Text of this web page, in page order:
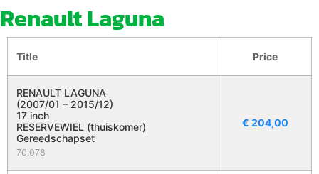
Renault Laguna
Title Price
RENAULT LAGUNA
(2007/01 – 2015/12)
17 inch
RESERVEWIEL (thuiskomer)
Gereedschapset
70.078
€ 204,00